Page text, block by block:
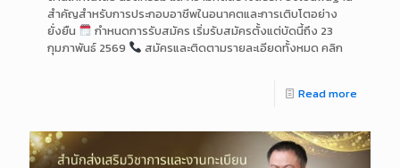
สำคัญสำหรับการประกอบอาชีพในอนาคตและการเติบโตอย่าง
ยั่งยืน
กำหนดการรับสมัคร เริ่มรับสมัครตั้งแต่บัดนี้ถึง 23
กุมภาพันธ์ 2569
สมัครและติดตามรายละเอียดทั้งหมด คลิก
Read more